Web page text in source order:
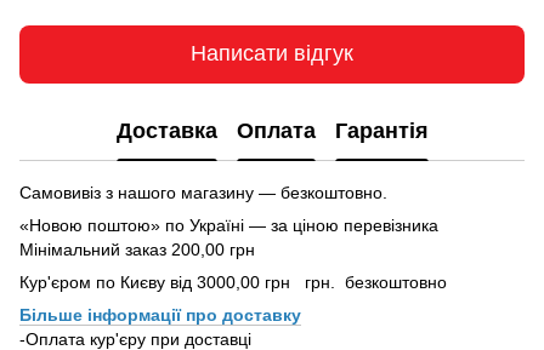
Написати відгук
Доставка Оплата Гарантія
Самовивіз з нашого магазину — безкоштовно.
«Новою поштою» по Україні — за ціною перевізника
Мінімальний заказ 200,00 грн
Кур'єром по Києву від 3000,00 грн грн. безкоштовно
Більше інформації про доставку
-Оплата кур'єру при доставці